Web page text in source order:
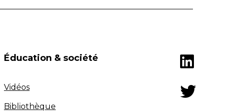
Éducation & société
Vidéos
Bibliothèque